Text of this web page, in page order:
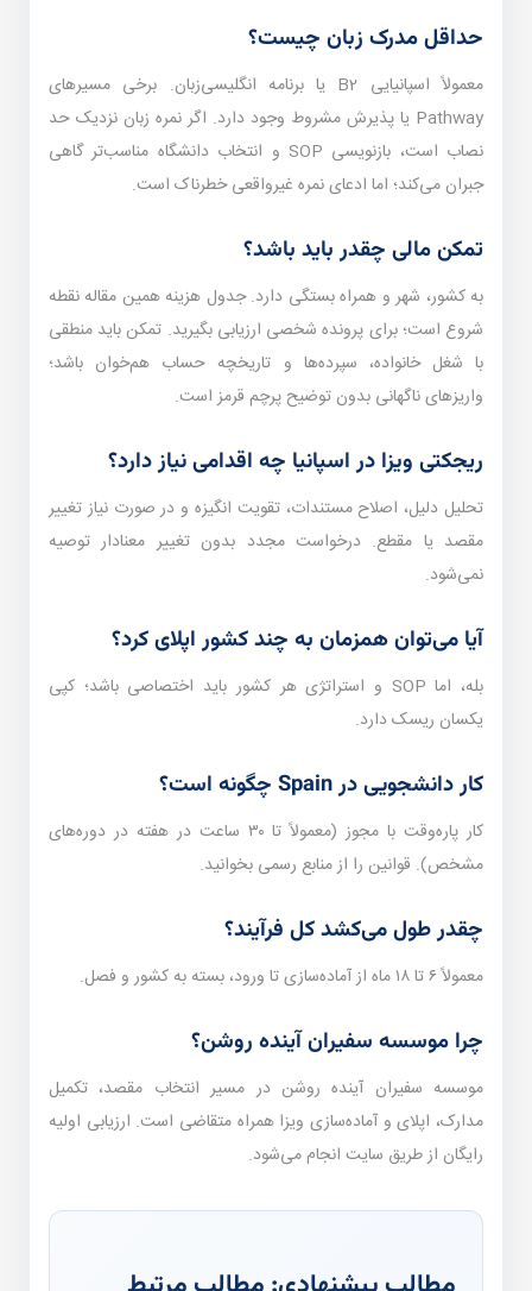
حداقل مدرک زبان چیست؟
معمولاً اسپانیایی B2 یا برنامه انگلیسی‌زبان. برخی مسیرهای
Pathway یا پذیرش مشروط وجود دارد. اگر نمره زبان نزدیک حد
نصاب است، بازنویسی SOP و انتخاب دانشگاه مناسب‌تر گاهی
جبران می‌کند؛ اما ادعای نمره غیرواقعی خطرناک است.
تمکن مالی چقدر باید باشد؟
به کشور، شهر و همراه بستگی دارد. جدول هزینه همین مقاله نقطه
شروع است؛ برای پرونده شخصی ارزیابی بگیرید. تمکن باید منطقی
با شغل خانواده، سپرده‌ها و تاریخچه حساب هم‌خوان باشد؛
واریزهای ناگهانی بدون توضیح پرچم قرمز است.
ریجکتی ویزا در اسپانیا چه اقدامی نیاز دارد؟
تحلیل دلیل، اصلاح مستندات، تقویت انگیزه و در صورت نیاز تغییر
مقصد یا مقطع. درخواست مجدد بدون تغییر معنا‌دار توصیه
نمی‌شود.
آیا می‌توان همزمان به چند کشور اپلای کرد؟
بله، اما SOP و استراتژی هر کشور باید اختصاصی باشد؛ کپی
یکسان ریسک دارد.
کار دانشجویی در Spain چگونه است؟
کار پاره‌وقت با مجوز (معمولاً تا ۳۰ ساعت در هفته در دوره‌های
مشخص). قوانین را از منابع رسمی بخوانید.
چقدر طول می‌کشد کل فرآیند؟
معمولاً ۶ تا ۱۸ ماه از آماده‌سازی تا ورود، بسته به کشور و فصل.
چرا موسسه سفیران آینده روشن؟
موسسه سفیران آینده روشن در مسیر انتخاب مقصد، تکمیل
مدارک، اپلای و آماده‌سازی ویزا همراه متقاضی است. ارزیابی اولیه
رایگان از طریق سایت انجام می‌شود.